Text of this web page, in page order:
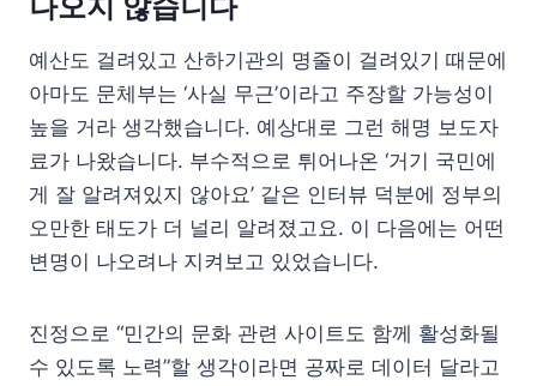
예산도 걸려있고 산하기관의 명줄이 걸려있기 때문에
아마도 문체부는 ‘사실 무근’이라고 주장할 가능성이
높을 거라 생각했습니다. 예상대로 그런 해명 보도자
료가 나왔습니다. 부수적으로 튀어나온 ‘거기 국민에
게 잘 알려져있지 않아요’ 같은 인터뷰 덕분에 정부의
오만한 태도가 더 널리 알려졌고요. 이 다음에는 어떤
변명이 나오려나 지켜보고 있었습니다.
진정으로 “민간의 문화 관련 사이트도 함께 활성화될
수 있도록 노력”할 생각이라면 공짜로 데이터 달라고